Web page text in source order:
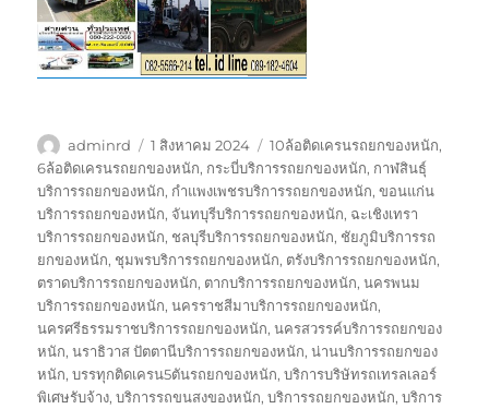
ผู้
เขียน
adminrd
เขียน
เมื่อ
1 สิงหาคม 2024
ป้าย
กำกับ
10ล้อติดเครนรถยกของหนัก,
6ล้อติดเครนรถยกของหนัก, กระบี่บริการรถยกของหนัก, กาฬสินธุ์
บริการรถยกของหนัก, กำแพงเพชรบริการรถยกของหนัก,ขอนแก่น
บริการรถยกของหนัก, จันทบุรีบริการรถยกของหนัก, ฉะเชิงเทรา
บริการรถยกของหนัก, ชลบุรีบริการรถยกของหนัก, ชัยภูมิบริการรถ
ยกของหนัก, ชุมพรบริการรถยกของหนัก, ตรังบริการรถยกของหนัก,
ตราดบริการรถยกของหนัก, ตากบริการรถยกของหนัก,นครพนม
บริการรถยกของหนัก,นครราชสีมาบริการรถยกของหนัก,
นครศรีธรรมราชบริการรถยกของหนัก,นครสวรรค์บริการรถยกของ
หนัก,นราธิวาส ปัตตานีบริการรถยกของหนัก,น่านบริการรถยกของ
หนัก,บรรทุกติดเครน5ตันรถยกของหนัก,บริการบริษัทรถเทรลเลอร์
พิเศษรับจ้าง,บริการรถขนสงของหนัก,บริการรถยกของหนัก,บริการ